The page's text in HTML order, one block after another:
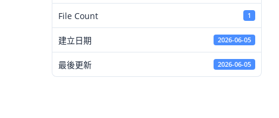
File Count 1
建立日期 2026-06-05
最後更新 2026-06-05